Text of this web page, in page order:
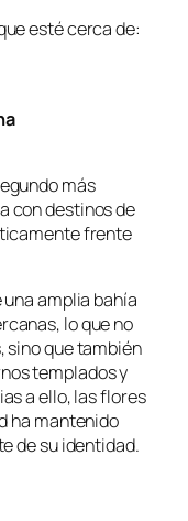
esté cerca de:
más
con destinos de
frente
amplia bahía
lo que no
sino que también
templados y
a ello, las flores
ha mantenido
de su identidad.